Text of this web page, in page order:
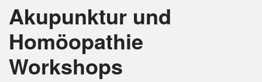
Akupunktur und
Homöopathie
Workshops